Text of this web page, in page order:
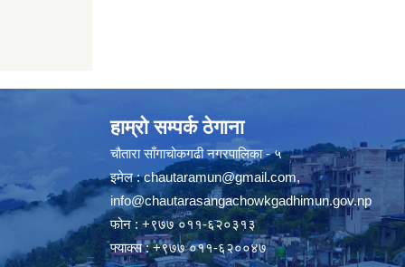
हाम्रो सम्पर्क ठेगाना
चौतारा साँगाचोकगढी नगरपालिका - ५
इमेल :chautaramun@gmail.com,
info@chautarasangachowkgadhimun.gov.np
फोन : +९७७ ०११-६२०३१३
फ्याक्स : +९७७ ०११-६२००४७